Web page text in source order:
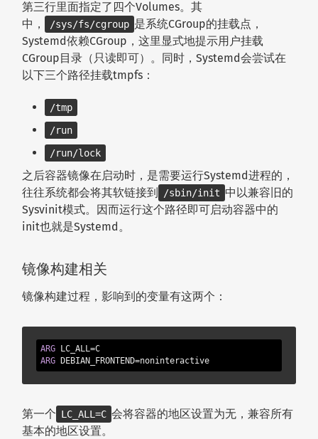
第三行里面指定了四个Volumes。其
中，
/sys/fs/cgroup 是系统CGroup的挂载点，
Systemd依赖CGroup，这里显式地提示用户挂载
CGroup目录（只读即可）。同时，Systemd会尝试在
以下三个路径挂载tmpfs：
/tmp
/run
/run/lock
之后容器镜像在启动时，是需要运行Systemd进程的，
往往系统都会将其软链接到
/sbin/init 中以兼容旧的
Sysvinit模式。因而运行这个路径即可启动容器中的
init也就是Systemd。
镜像构建相关
镜像构建过程，影响到的变量有这两个：
ARG
ARG DEBIAN_FRONTEND=noninteractive
第一个 LC_ALL=C 会将容器的地区设置为无，兼容所有
基本的地区设置。